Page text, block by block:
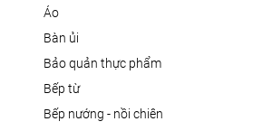
áo
bàn ủi
bảo quản thực phẩm
bếp từ
bếp nướng - nồi chiên